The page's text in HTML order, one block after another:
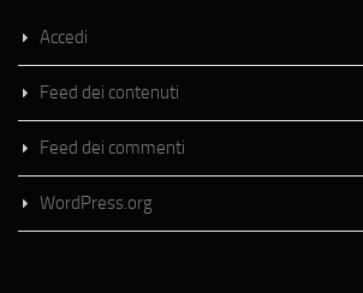
Accedi
Feed dei contenuti
Feed dei commenti
WordPress.org